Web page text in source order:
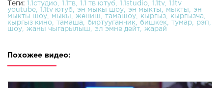
Теги: 1.1студио 1.1тв 1.1 тв ютуб 1.1studio 1.1tv
1.1tv
youtube
1.1tv ютуб эн мыкы шоу эн мыкты мыкты
эн
мыкты шоу
мыкы жениш тамашоу кыргыз
кыргызча
кыргыз кино
тамаша биртууганчик бишкек тумар
рэп
шоу
жаны чыгарылыш эл эмне дейт жарай
Похожее видео: